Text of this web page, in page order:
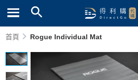
首頁 Rogue Individual Mat